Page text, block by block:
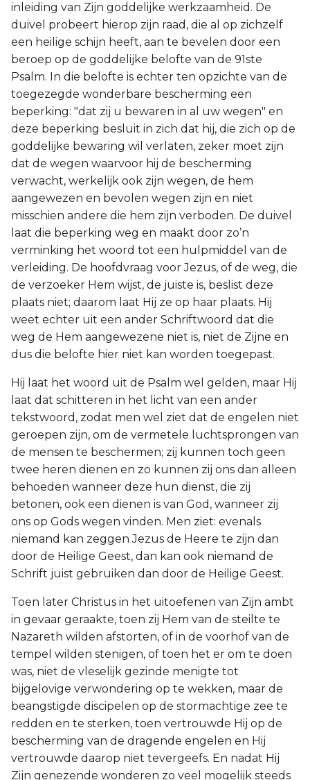
inleiding van Zijn goddelijke werkzaamheid. De
duivel probeert hierop zijn raad, die al op zichzelf
een heilige schijn heeft, aan te bevelen door een
beroep op de goddelijke belofte van de 91ste
Psalm. In die belofte is echter ten opzichte van de
toegezegde wonderbare bescherming een
beperking: "dat zij u bewaren in al uw wegen" en
deze beperking besluit in zich dat hij, die zich op de
goddelijke bewaring wil verlaten, zeker moet zijn
dat de wegen waarvoor hij de bescherming
verwacht, werkelijk ook zijn wegen, de hem
aangewezen en bevolen wegen zijn en niet
misschien andere die hem zijn verboden. De duivel
laat die beperking weg en maakt door zo’n
verminking het woord tot een hulpmiddel van de
verleiding. De hoofdvraag voor Jezus, of de weg, die
de verzoeker Hem wijst, de juiste is, beslist deze
plaats niet; daarom laat Hij ze op haar plaats. Hij
weet echter uit een ander Schriftwoord dat die
weg de Hem aangewezene niet is, niet de Zijne en
dus die belofte hier niet kan worden toegepast.
Hij laat het woord uit de Psalm wel gelden, maar Hij
laat dat schitteren in het licht van een ander
tekstwoord, zodat men wel ziet dat de engelen niet
geroepen zijn, om de vermetele luchtsprongen van
de mensen te beschermen; zij kunnen toch geen
twee heren dienen en zo kunnen zij ons dan alleen
behoeden wanneer deze hun dienst, die zij
betonen, ook een dienen is van God, wanneer zij
ons op Gods wegen vinden. Men ziet: evenals
niemand kan zeggen Jezus de Heere te zijn dan
door de Heilige Geest, dan kan ook niemand de
Schrift juist gebruiken dan door de Heilige Geest.
Toen later Christus in het uitoefenen van Zijn ambt
in gevaar geraakte, toen zij Hem van de steilte te
Nazareth wilden afstorten, of in de voorhof van de
tempel wilden stenigen, of toen het er om te doen
was, niet de vleselijk gezinde menigte tot
bijgelovige verwondering op te wekken, maar de
beangstigde discipelen op de stormachtige zee te
redden en te sterken, toen vertrouwde Hij op de
bescherming van de dragende engelen en Hij
vertrouwde daarop niet tevergeefs. En nadat Hij
Zijn genezende wonderen zo veel mogelijk steeds